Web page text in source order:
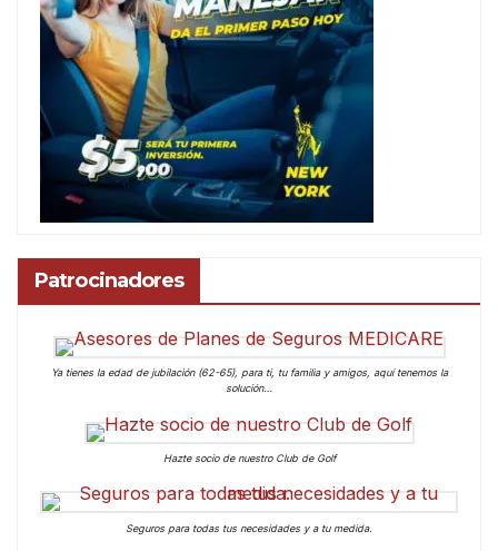
Patrocinadores
Ya tienes la edad de jubilación (62-65), para ti, tu familia y amigos, aquí tenemos la
solución…
Hazte socio de nuestro Club de Golf
Seguros para todas tus necesidades y a tu medida.